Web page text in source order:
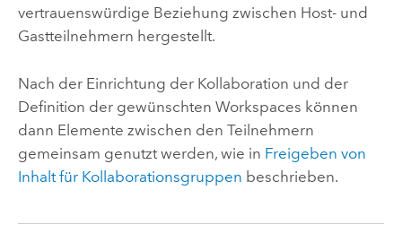
vertrauenswürdige Beziehung zwischen Host- und
Gastteilnehmern hergestellt.
Nach der Einrichtung der Kollaboration und der
Definition der gewünschten Workspaces können
dann Elemente zwischen den Teilnehmern
gemeinsam genutzt werden, wie in Freigeben von
Inhalt für Kollaborationsgruppen beschrieben.